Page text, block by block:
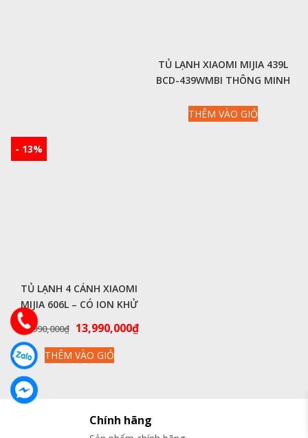
TỦ LẠNH XIAOMI MIJIA 439L
BCD-439WMBI THÔNG MINH
2024
THÊM VÀO GIỎ
- 13%
TỦ LẠNH 4 CÁNH XIAOMI
MIJIA 606L – CÓ ION KHỬ
KHUẨN, CẤP ĐÔNG NHANH
CHÓNG
15,990,000₫ Giá
là:
13,990,000₫Giá
THÊM VÀO GIỎ
Chính hãng